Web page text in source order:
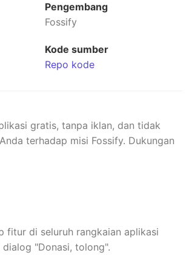
Pengembang
Fossify
Kode sumber
Repo kode
gratis, tanpa iklan, dan tidak
terhadap misi Fossify. Dukungan
fitur di seluruh rangkaian aplikasi
"Donasi, tolong".